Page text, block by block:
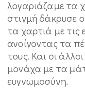
λογαριάζαμε τα
στιγμή δάκρυσε
τα χαρτιά με τις
ανοίγοντας τα
τους. Και οι
μονάχα με τα
ευγνωμοσύνη.